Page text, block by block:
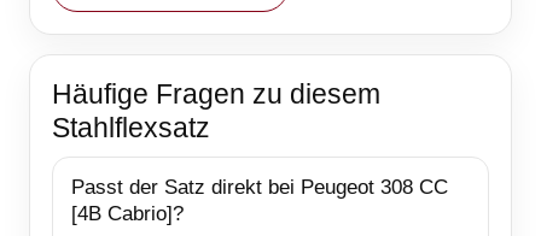
Häufige Fragen zu diesem
Stahlflexsatz
Passt der Satz direkt bei Peugeot 308 CC
[4B Cabrio]?